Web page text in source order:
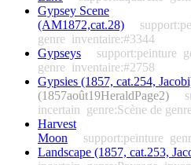
Gypsey Scene
(AM1872,cat.28)
genre inventaire:#3344
Gypseys
support:peinture
genre inventaire:#2758
Gypsies (1857, cat.254,
(1857août19HeraldPage2)
incertain genre:Scène de
Harvest
Moon
support:peinture
Landscape (1857, cat.253,